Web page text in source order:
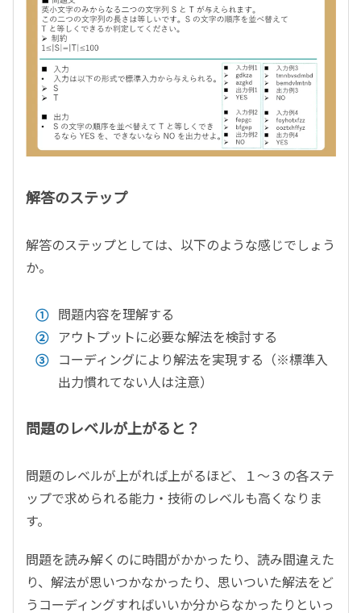
解答のステップ
解答のステップとしては、以下のような感じでしょう
か。
問題内容を理解する
アウトプットに必要な解法を検討する
コーディングにより解法を実現する（※標準入
出力慣れてない人は注意）
問題のレベルが上がると？
問題のレベルが上がれば上がるほど、１～３の各ステ
ップで求められる能力・技術のレベルも高くなりま
す。
問題を読み解くのに時間がかかったり、読み間違えた
り、解法が思いつかなかったり、思いついた解法をど
うコーディングすればいいか分からなかったりといっ